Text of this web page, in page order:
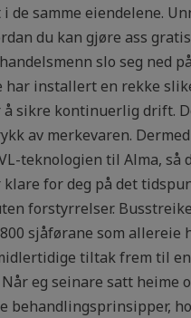
samme eiendelene.
du kan gjøre ass
slo seg ned
installert en rekke
sikre kontinuerlig drift.
av merkevaren.
teknologien til Alma, så
for deg på det
forstyrrelser.
sjåførane som allereie
tiltak frem til
eg seinare satt heime
behandlingsprinsipper,